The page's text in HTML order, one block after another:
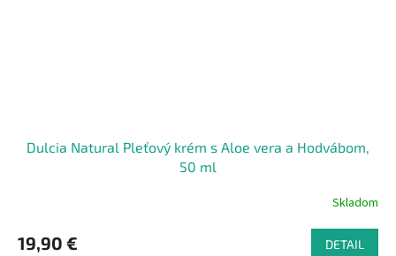
Dulcia Natural Pleťový krém s Aloe vera a Hodvábom,
50 ml
Skladom
19,90 € DETAIL